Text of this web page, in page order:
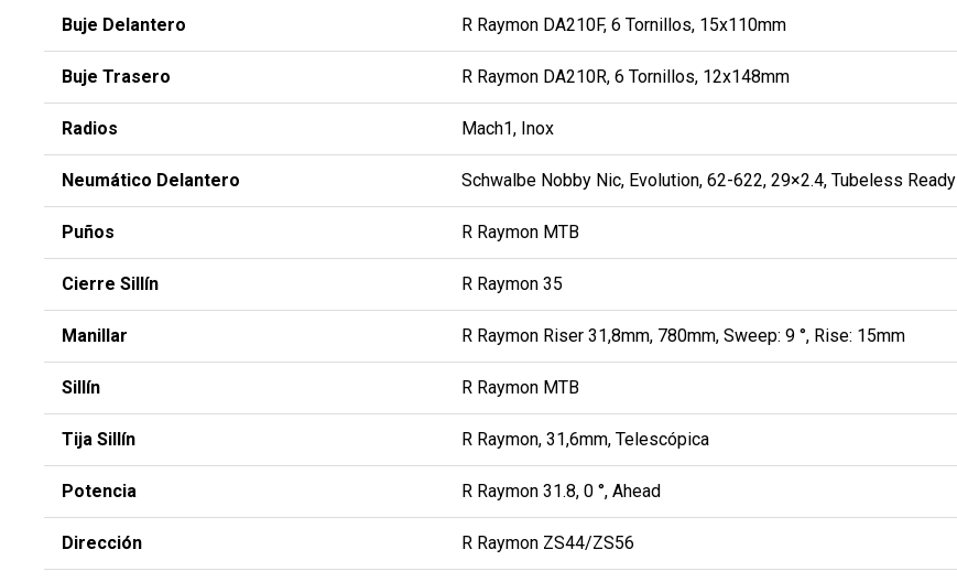
Buje Delantero R Raymon DA210F, 6 Tornillos, 15x110mm
Buje Trasero R Raymon DA210R, 6 Tornillos, 12x148mm
Radios Mach1, Inox
Neumático Delantero Schwalbe Nobby Nic, Evolution, 62-622, 29×2.4, Tubeless Ready
Puños R Raymon MTB
Cierre Sillín R Raymon 35
Manillar R Raymon Riser 31,8mm, 780mm, Sweep: 9 °, Rise: 15mm
Sillín R Raymon MTB
Tija Sillín R Raymon, 31,6mm, Telescópica
Potencia R Raymon 31.8, 0 °, Ahead
Dirección R Raymon ZS44/ZS56